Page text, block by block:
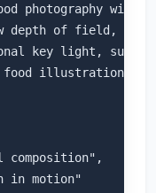
photography with
of field,
key light,
illustration
in motion"